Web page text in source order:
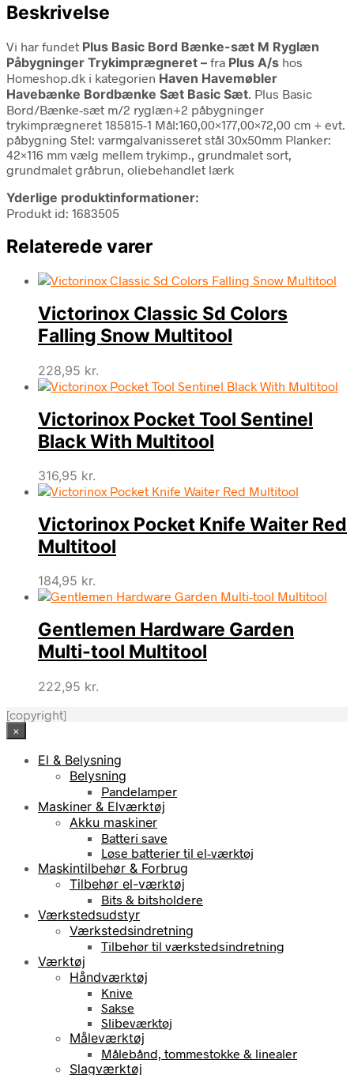
Beskrivelse
Vi har fundet Plus Basic Bord Bænke-sæt M Ryglæn
Påbygninger Trykimprægneret – fra Plus A/s hos
Homeshop.dk i kategorien Haven Havemøbler
Havebænke Bordbænke Sæt Basic Sæt. Plus Basic
Bord/Bænke-sæt m/2 ryglæn+2 påbygninger
trykimprægneret 185815-1 Mål:160,00×177,00×72,00 cm + evt.
påbygning Stel: varmgalvanisseret stål 30x50mm Planker:
42×116 mm vælg mellem trykimp., grundmalet sort,
grundmalet gråbrun, oliebehandlet lærk
Yderlige produktinformationer:
Produkt id: 1683505
Relaterede varer
Victorinox Classic Sd Colors
Falling Snow Multitool
228,95 kr.
Victorinox Pocket Tool Sentinel
Black With Multitool
316,95 kr.
Victorinox Pocket Knife Waiter Red
Multitool
184,95 kr.
Gentlemen Hardware Garden
Multi-tool Multitool
222,95 kr.
[copyright]
×
El & Belysning
Belysning
Pandelamper
Maskiner & Elværktøj
Akku maskiner
Batteri save
Løse batterier til el-værktøj
Maskintilbehør & Forbrug
Tilbehør el-værktøj
Bits & bitsholdere
Værkstedsudstyr
Værkstedsindretning
Tilbehør til værkstedsindretning
Værktøj
Håndværktøj
Knive
Sakse
Slibeværktøj
Måleværktøj
Målebånd, tommestokke & linealer
Slagværktøj